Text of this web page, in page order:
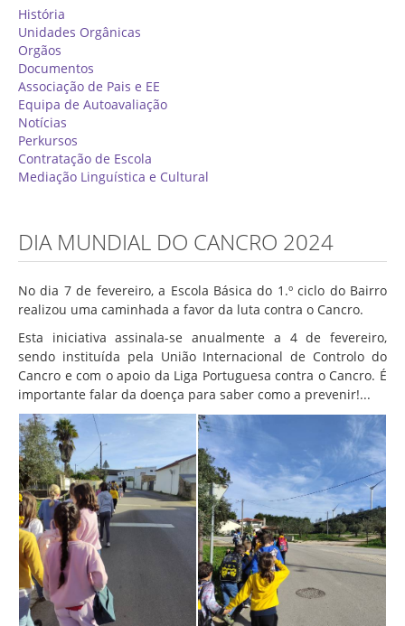
Oferta Formativa 2026/2027
Matrículas
Critérios Específicos de Avaliação
Ensino Profissionalizante
Horários
Educação Especial
Atividades do 1º Ciclo
Clubes & Projetos
Exames
Erasmus+
Calendário Escolar
Manuais Escolares
Horários
Serviços
Secretarias
Bibliotecas
Reprografias/Papelarias
Bufetes/Bares
História
Unidades Orgânicas
Orgãos
Documentos
Associação de Pais e EE
Equipa de Autoavaliação
Notícias
Perkursos
Contratação de Escola
Mediação Linguística e Cultural
DIA MUNDIAL DO CANCRO 2024
No dia 7 de fevereiro, a Escola Básica do 1.º ciclo do Bairro
realizou uma caminhada a favor da luta contra o Cancro.
Esta iniciativa assinala-se anualmente a 4 de fevereiro,
sendo instituída pela União Internacional de Controlo do
Cancro e com o apoio da Liga Portuguesa contra o Cancro. É
importante falar da doença para saber como a prevenir!...